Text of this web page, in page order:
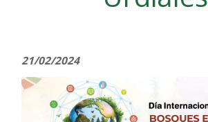
21/02/2024